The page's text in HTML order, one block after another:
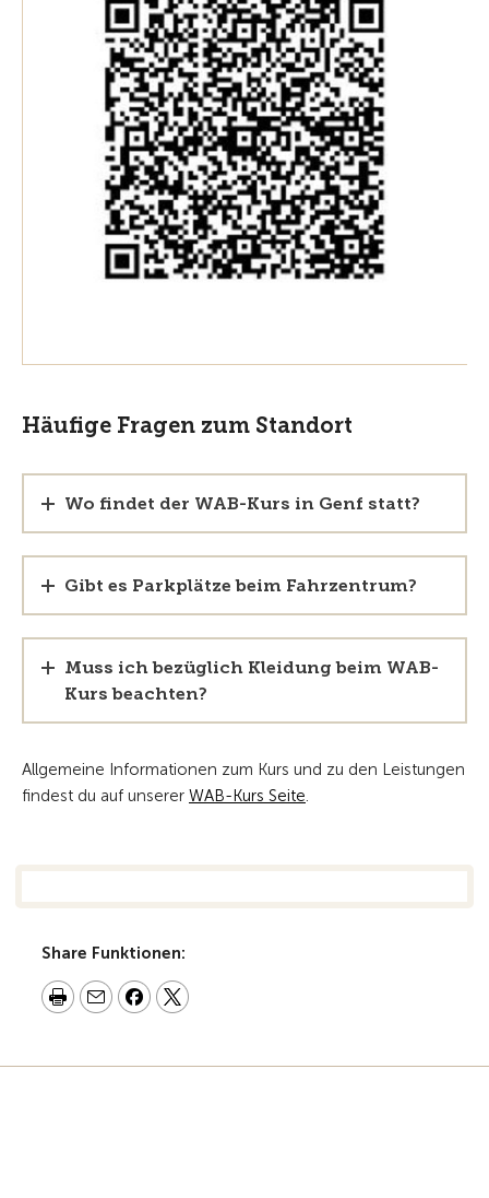
Häufige Fragen zum Standort
Wo findet der WAB-Kurs in Genf statt?
Gibt es Parkplätze beim Fahrzentrum?
Muss ich bezüglich Kleidung beim WAB-
Kurs beachten?
Allgemeine Informationen zum Kurs und zu den Leistungen
findest du auf unserer WAB-Kurs Seite.
Share Funktionen: